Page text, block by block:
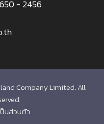
- 2456
Company Limited. All
นส่วนตัว